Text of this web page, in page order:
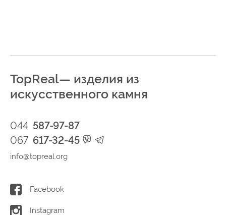
TopReal— изделия из
искусственного камня
044 587-97-87
067 617-32-45
info@topreal.org
Facebook
Instagram